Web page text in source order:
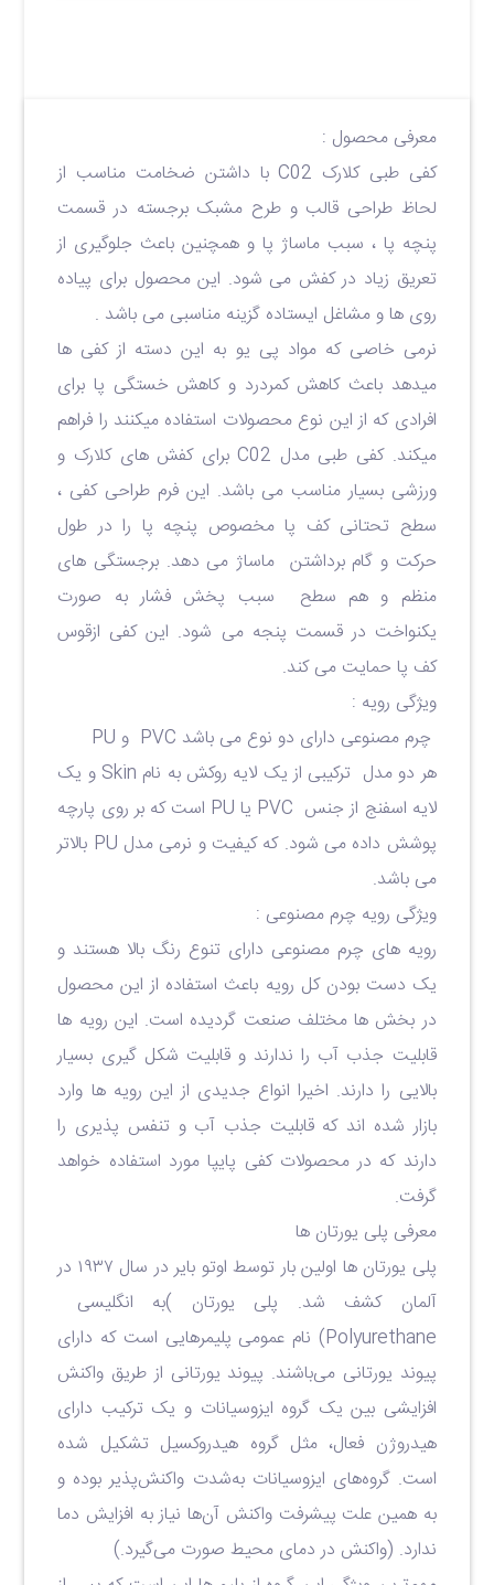
معرفی محصول :
کفی طبی کلارک C02با داشتن ضخامت مناسب از
لحاظ طراحی قالب و طرح مشبک برجسته در قسمت
پنچه پا ، سبب ماساژ پا و همچنین باعث جلوگیری از
تعریق زیاد در کفش می شود. این محصول برای پیاده
روی ها و مشاغل ایستاده گزینه مناسبی می باشد .
نرمی خاصی که مواد پی یو به این دسته از کفی ها
میدهد باعث کاهش کمردرد و کاهش خستگی پا برای
افرادی که از این نوع محصولات استفاده میکنند را فراهم
میکند. کفی طبی مدل C02 برای کفش های کلارک و
ورزشی بسیار مناسب می باشد. این فرم طراحی کفی ،
سطح تحتانی کف پا مخصوص پنچه پا را در طول
حرکت و گام برداشتن ماساژ می دهد. برجستگی های
منظم و هم سطح سبب پخش فشار به صورت
یکنواخت در قسمت پنجه می شود. این کفی ازقوس
کف پا حمایت می کند.
ویژگی رویه :
چرم مصنوعی دارای دو نوع می باشد PVC و PU
هر دو مدل ترکیبی از یک لایه روکش به نام
و یک
لایه اسفنج از جنس
یاPU
است که بر روی پارچه
پوشش داده می شود. که کیفیت و نرمی مدل PU بالاتر
می باشد.
ویژگی رویه چرم مصنوعی :
رویه های چرم مصنوعی دارای تنوع رنگ بالا هستند و
یک دست بودن کل رویه باعث استفاده از این محصول
در بخش ها مختلف صنعت گردیده است. این رویه ها
قابلیت جذب آب را ندارند و قابلیت شکل گیری بسیار
بالایی را دارند. اخیرا انواع جدیدی از این رویه ها وارد
بازار شده اند که قابلیت جذب آب و تنفس پذیری را
دارند که در محصولات کفی پایپا مورد استفاده خواهد
گرفت.
معرفی پلی یورتان ‌ها
پلی یورتان ‌ها اولین بار توسط اوتو بایر در سال ۱۹۳۷ در
آلمان کشف شد. پلی‌ یورتان )به انگلیسی
Polyurethane) نام عمومی پلیمرهایی است که دارای
پیوند یورتانی می‌باشند. پیوند یورتانی از طریق واکنش
افزایشی بین یک گروه ایزوسیانات و یک ترکیب دارای
هیدروژن فعال، مثل گروه هیدروکسیل تشکیل ‌شده
است. گروه‌های ایزوسیانات به‌شدت واکنش‌پذیر بوده و
به همین علت پیشرفت واکنش آن‌ها نیاز به افزایش دما
ندارد. (واکنش در دمای محیط صورت می‌گیرد.)